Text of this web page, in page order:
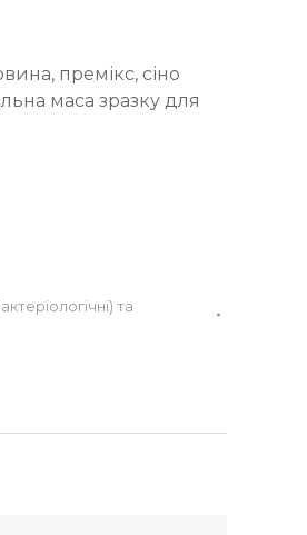
премікс, сіно
маса зразку для
та